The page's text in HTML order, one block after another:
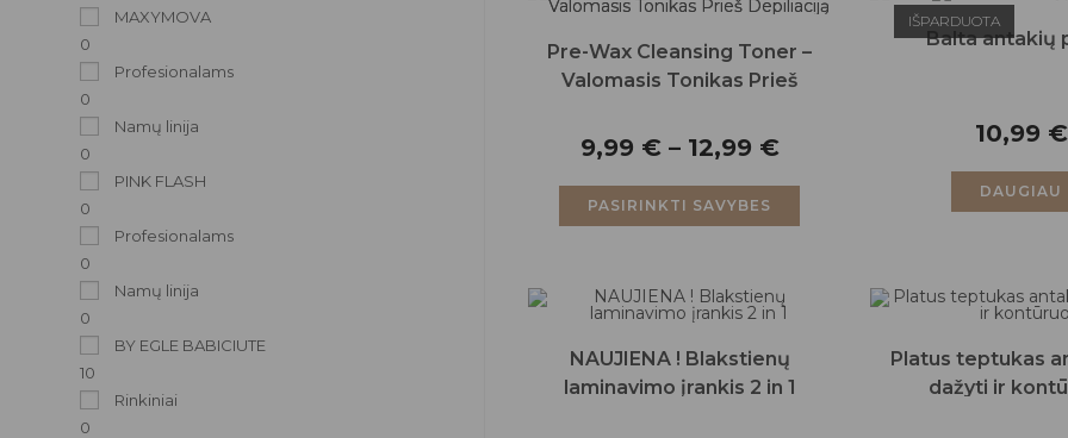
MAXYMOVA
0
Profesionalams
0
Namų linija
0
PINK FLASH
0
Profesionalams
0
Namų linija
0
BY EGLE BABICIUTE
10
Rinkiniai
0
Pre-Wax Cleansing Toner –
Valomasis Tonikas Prieš
9,99 € – 12,99 €
PASIRINKTI SAVYBES
IŠPARDUOTA
Balta antakių
10,99 €
DAUGIAU
NAUJIENA ! Blakstienų
laminavimo įrankis 2 in 1
Platus teptukas
dažyti ir